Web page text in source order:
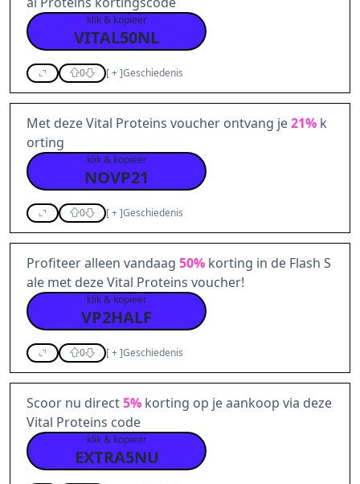
klik & kopieer
VITAL50NL
0 [+]Geschiedenis
Met deze Vital Proteins voucher ontvang je21% k
orting
klik & kopieer
NOVP21
0 [+]Geschiedenis
Profiteer alleen vandaag 50% korting in de Flash S
ale met deze Vital Proteins voucher!
klik & kopieer
VP2HALF
0 [+]Geschiedenis
Scoor nu direct5% korting op je aankoop via deze
Vital Proteins code
klik & kopieer
EXTRA5NU